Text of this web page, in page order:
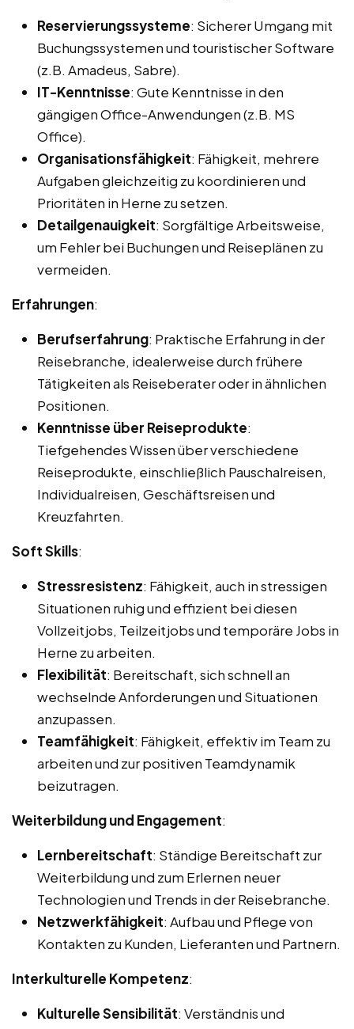
Reservierungssysteme: Sicherer Umgang mit
Buchungssystemen und touristischer Software
(z.B. Amadeus, Sabre).
IT-Kenntnisse: Gute Kenntnisse in den
gängigen Office-Anwendungen (z.B. MS
Office).
Organisationsfähigkeit: Fähigkeit, mehrere
Aufgaben gleichzeitig zu koordinieren und
Prioritäten in Herne zu setzen.
Detailgenauigkeit: Sorgfältige Arbeitsweise,
um Fehler bei Buchungen und Reiseplänen zu
vermeiden.
Erfahrungen:
Berufserfahrung: Praktische Erfahrung in der
Reisebranche, idealerweise durch frühere
Tätigkeiten als Reiseberater oder in ähnlichen
Positionen.
Kenntnisse über Reiseprodukte:
Tiefgehendes Wissen über verschiedene
Reiseprodukte, einschließlich Pauschalreisen,
Individualreisen, Geschäftsreisen und
Kreuzfahrten.
Soft Skills:
Stressresistenz: Fähigkeit, auch in stressigen
Situationen ruhig und effizient bei diesen
Vollzeitjobs, Teilzeitjobs und temporäre Jobs in
Herne zu arbeiten.
Flexibilität: Bereitschaft, sich schnell an
wechselnde Anforderungen und Situationen
anzupassen.
Teamfähigkeit: Fähigkeit, effektiv im Team zu
arbeiten und zur positiven Teamdynamik
beizutragen.
Weiterbildung und Engagement:
Lernbereitschaft: Ständige Bereitschaft zur
Weiterbildung und zum Erlernen neuer
Technologien und Trends in der Reisebranche.
Netzwerkfähigkeit: Aufbau und Pflege von
Kontakten zu Kunden, Lieferanten und Partnern.
Interkulturelle Kompetenz:
Kulturelle Sensibilität: Verständnis und